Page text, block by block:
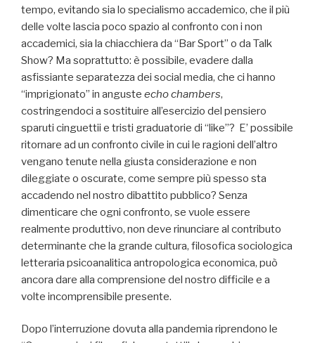
tempo, evitando sia lo specialismo accademico, che il più
delle volte lascia poco spazio al confronto con i non
accademici, sia la chiacchiera da “Bar Sport” o da Talk
Show? Ma soprattutto: è possibile, evadere dalla
asfissiante separatezza dei social media, che ci hanno
“imprigionato” in anguste echo chambers,
costringendoci a sostituire all’esercizio del pensiero
sparuti cinguettii e tristi graduatorie di “like”? E’ possibile
ritornare ad un confronto civile in cui le ragioni dell’altro
vengano tenute nella giusta considerazione e non
dileggiate o oscurate, come sempre più spesso sta
accadendo nel nostro dibattito pubblico? Senza
dimenticare che ogni confronto, se vuole essere
realmente produttivo, non deve rinunciare al contributo
determinante che la grande cultura, filosofica sociologica
letteraria psicoanalitica antropologica economica, può
ancora dare alla comprensione del nostro difficile e a
volte incomprensibile presente.
Dopo l’interruzione dovuta alla pandemia riprendono le